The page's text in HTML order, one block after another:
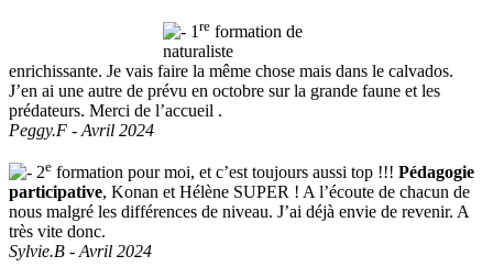
1 reformation de
naturaliste
enrichissante. Je vais faire la même chose mais dans le calvados.
J’en ai une autre de prévu en octobre sur la grande faune et les
prédateurs. Merci de l’accueil .
Peggy.F - Avril 2024
2e formation pour moi, et c’est toujours aussi top !!! Pédagogie
participative, Konan et Hélène SUPER ! A l’écoute de chacun de
nous malgré les différences de niveau. J’ai déjà envie de revenir. A
très vite donc.
Sylvie.B - Avril 2024